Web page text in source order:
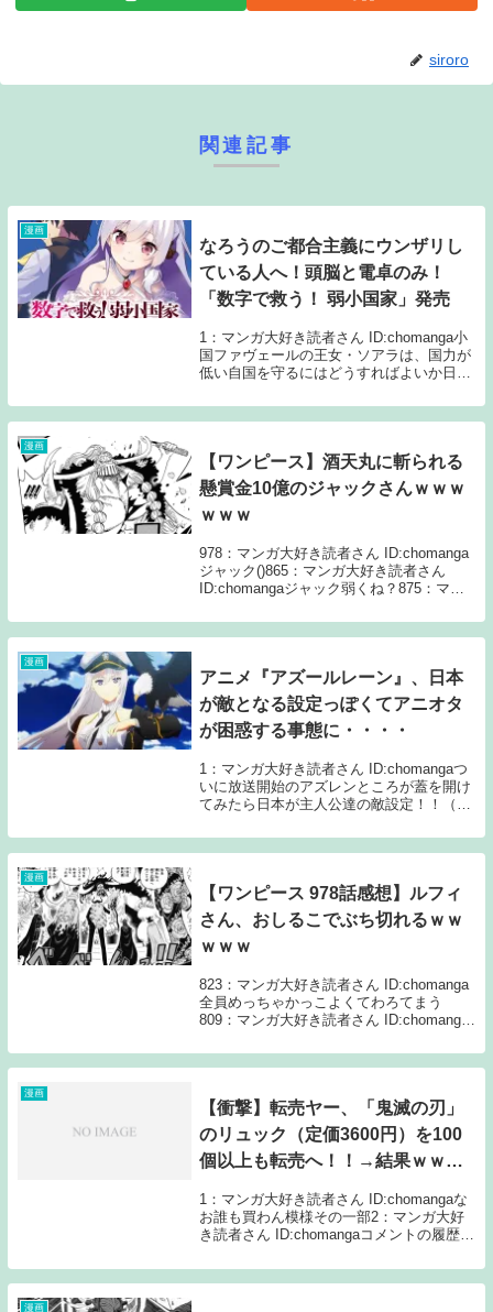
siroro
関連記事
漫画
なろうのご都合主義にウンザリし
ている人へ！頭脳と電卓のみ！
「数字で救う！ 弱小国家」発売
1：マンガ大好き読者さん ID:chomanga小
国ファヴェールの王女・ソアラは、国力が
低い自国を守るにはどうすればよいか日々
前時代的な「戦いの栄誉」ばかりを重視
し、具体案を誰も持たぬまま、隣国との緊
漫画
【ワンピース】酒天丸に斬られる
懸賞金10億のジャックさんｗｗｗ
ｗｗｗ
978：マンガ大好き読者さん ID:chomanga
ジャック()865：マンガ大好き読者さん
ID:chomangaジャック弱くね？875：マン
だし別に弱くはないだろ今まで圧勝してる
シー...
漫画
アニメ『アズールレーン』、日本
が敵となる設定っぽくてアニオタ
が困惑する事態に・・・・
1：マンガ大好き読者さん ID:chomangaつ
いに放送開始のアズレンところが蓋を開け
てみたら日本が主人公達の敵設定！！（ア
（英））←主人公側vsレッドアクシズ（鉄
血（独）+重桜（日））←敵側 ）1話...
漫画
【ワンピース 978話感想】ルフィ
さん、おしるこでぶち切れるｗｗ
ｗｗｗ
823：マンガ大好き読者さん ID:chomanga
全員めっちゃかっこよくてわろてまう
809：マンガ大好き読者さん ID:chomanga
合絵上手いな迫力ある824：マンガ大好き
読者さん ID:chom...
漫画
【衝撃】転売ヤー、「鬼滅の刃」
のリュック（定価3600円）を100
個以上も転売へ！！→結果ｗｗｗ
1：マンガ大好き読者さん ID:chomangaな
お誰も買わん模様その一部2：マンガ大好
き読者さん ID:chomangaコメントの履歴か
大好き読者さん ID:chomangaワイとしては
儲かって欲しく...
漫画